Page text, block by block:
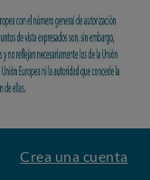
Crea una cuenta